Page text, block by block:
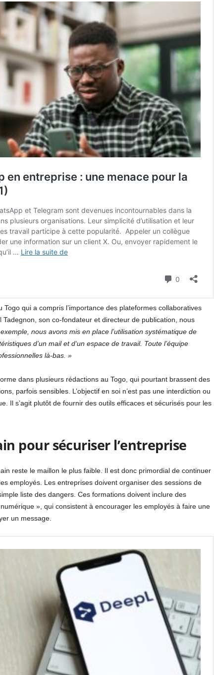
Togo qui a compris l’importance des plateformes collaboratives
son co-fondateur et directeur de publication, nous
nous avons mis en place l’utilisation systématique de
d’un mail et d‘un espace de travail. Toute l’équipe
là-bas. »
dans plusieurs rédactions au Togo, qui pourtant brassent des
parfois sensibles. L’objectif en soi n’est pas une interdiction ou
Il s’agit plutôt de fournir des outils efficaces et sécurisés pour les
pour sécuriser l’entreprise
reste le maillon le plus faible. Il est donc primordial de continuer
employés. Les entreprises doivent organiser des sessions de
liste des dangers. Ces formations doivent inclure des
», qui consistent à encourager les employés à faire une
un message.